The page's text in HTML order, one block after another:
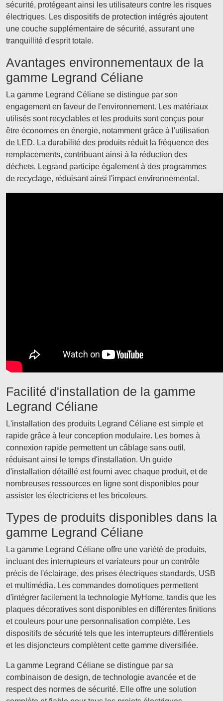
sécurité, protégeant ainsi les utilisateurs contre les risques
électriques. Les dispositifs de protection intégrés ajoutent
une couche supplémentaire de sécurité, assurant une
tranquillité d'esprit totale.
Avantages environnementaux de la
gamme Legrand Céliane
La gamme Legrand Céliane se distingue par son
engagement en faveur de l'environnement. Les matériaux
utilisés sont recyclables et les produits sont conçus pour
être économes en énergie, notamment grâce à l'utilisation
de LED. La durabilité des produits réduit la fréquence des
remplacements, contribuant ainsi à la réduction des
déchets. Legrand participe également à des programmes
de recyclage, réduisant ainsi l'impact environnemental.
Facilité d'installation de la gamme
Legrand Céliane
L'installation des produits Legrand Céliane est simple et
rapide grâce à leur conception modulaire. Les bornes à
connexion rapide permettent un câblage sans outil,
réduisant ainsi le temps d'installation. Un guide
d'installation détaillé est fourni avec chaque produit, et de
nombreuses ressources en ligne sont disponibles pour
assister les électriciens et les bricoleurs.
Types de produits disponibles dans la
gamme Legrand Céliane
La gamme Legrand Céliane offre une variété de produits,
incluant des interrupteurs et variateurs pour un contrôle
précis de l'éclairage, des prises électriques standards, USB
et multimédia. Les commandes domotiques permettent
d'intégrer facilement la technologie MyHome, tandis que les
plaques décoratives sont disponibles en différentes finitions
et couleurs pour une personnalisation complète. Les
dispositifs de sécurité tels que les interrupteurs différentiels
et les disjoncteurs complètent cette gamme diversifiée.
La gamme Legrand Céliane se distingue par sa
combinaison de design, de technologie avancée et de
respect des normes de sécurité. Elle offre une solution